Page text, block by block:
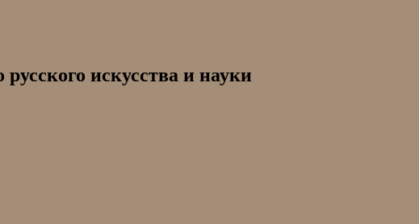
искусства и науки